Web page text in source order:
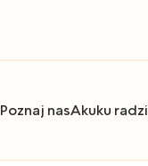
Poznaj nasAkuku radzi